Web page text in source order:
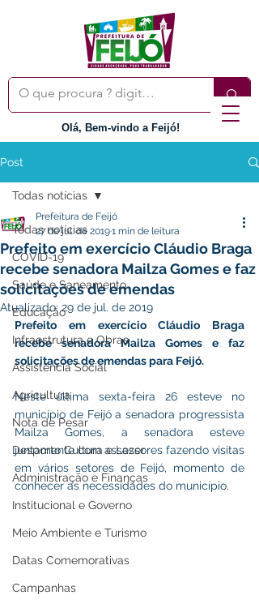
Olá, Bem-vindo a Feijó!
Post
Todas notícias
COVID-19
Saúde e Saneamento
Educação
Infraestrutura e Obras
Assistência Social
Agricultura
Nota de Pesar
Desporto Cultura e Lazer
Administração e Finanças
Institucional e Governo
Meio Ambiente e Turismo
Datas Comemorativas
Campanhas
Todas notícias
Prefeito em exercício Cláudio Braga
recebe senadora Mailza Gomes e faz
solicitações de emendas
Prefeitura de Feijó
27 de jul. de 20191 min de leitura
Atualizado: 29 de jul. de 2019
Prefeito em exercício Cláudio Braga
recebe senadora Mailza Gomes e faz
solicitações de emendas para Feijó.
Neste última sexta-feira 26 esteve no
município de Feijó a senadora progressista
Mailza Gomes, a senadora esteve
juntamente com assessores fazendo visitas
em vários setores de Feijó, momento de
conhecer as necessidades do município.